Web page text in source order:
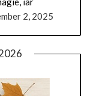
2, 2025